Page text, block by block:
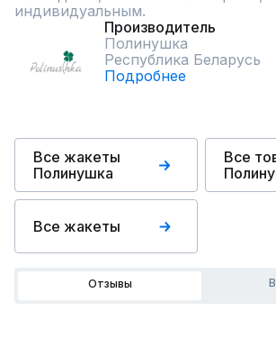
индивидуальным.
Производитель
Полинушка
Республика Беларусь
Подробнее
Все жакеты
Полинушка
Все
Все жакеты
Отзывы